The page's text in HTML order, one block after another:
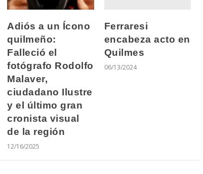
Adiós a un Ícono
quilmeño:
Falleció el
fotógrafo Rodolfo
Malaver,
ciudadano Ilustre
y el último gran
cronista visual
de la región
12/16/2025
Ferraresi
encabeza acto en
Quilmes
06/13/2024